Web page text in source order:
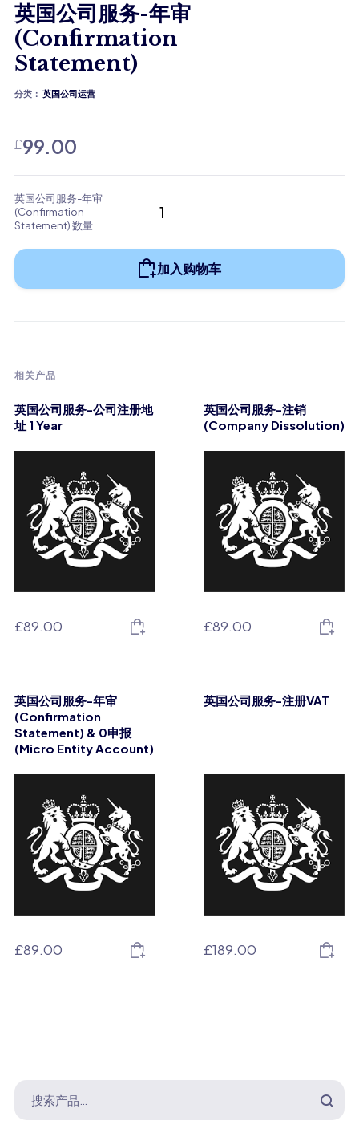
英国公司服务-年审
(Confirmation
Statement)
£99.00
英国公司服务-年审
(Confirmation
Statement) 数量
加入购物车
分类： 英国公司运营
相关产品
英国公司服务-公司注册地
址 1 Year
£89.00
英国公司服务-注销
(Company Dissolution)
£89.00
英国公司服务-年审
(Confirmation
Statement) & 0申报
(Micro Entity Account)
£89.00
英国公司服务-注册VAT
£189.00